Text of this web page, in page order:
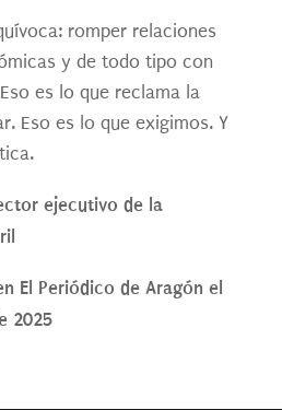
romper relaciones
y de todo tipo con
es lo que reclama la
Eso es lo que exigimos. Y
ejecutivo de la
El Periódico de Aragón el
2025